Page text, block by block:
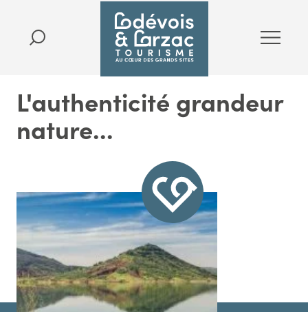
L'authenticité grandeur
nature...